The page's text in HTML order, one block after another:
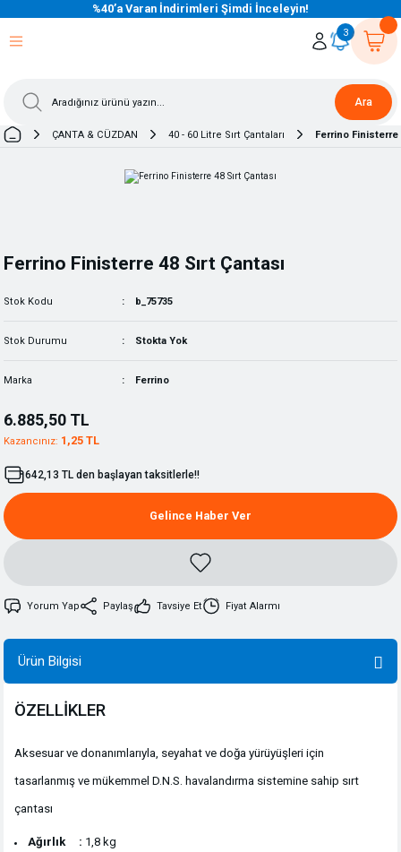
%40’a Varan İndirimleri Şimdi İnceleyin!
Ara
3
ÇANTA & CÜZDAN 40 - 60 Litre Sırt Çantaları Ferrino Finisterre
Ferrino Finisterre 48 Sırt Çantası
Stok Kodu b_75735
Stok Durumu Stokta Yok
Marka Ferrino
6.885,50 TL
Kazancınız: 1,25 TL
642,13 TL den başlayan taksitlerle!!
Gelince Haber Ver
Yorum Yap Paylaş Tavsiye Et Fiyat Alarmı
Ürün Bilgisi
ÖZELLİKLER
Aksesuar ve donanımlarıyla, seyahat ve doğa yürüyüşleri için
tasarlanmış ve mükemmel D.N.S. havalandırma sistemine sahip sırt
çantası
Ağırlık : 1,8 kg